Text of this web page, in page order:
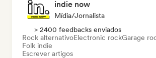
indie now
Mídia/Jornalista
> 2400 feedbacks enviados
Rock alternativoElectronic rockGarage
Folk indie
Escrever artigos